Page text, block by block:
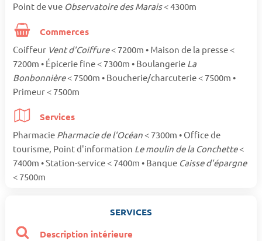
Point de vue Observatoire des Marais< 4300m
Commerces
Coiffeur Vent d'Coiffure< 7200m • Maison de la presse <
7200m • Épicerie fine < 7300m • Boulangerie La
Bonbonnière< 7500m • Boucherie/charcuterie < 7500m •
Primeur < 7500m
Services
Pharmacie Pharmacie de l'Océan < 7300m • Office de
tourisme, Point d'information Le moulin de la Conchette<
7400m • Station-service < 7400m • Banque Caisse d'épargne
< 7500m
SERVICES
Description intérieure